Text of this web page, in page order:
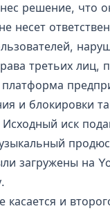
решение, что
несет
третьих лиц,
платформа
и блокировки
иск
загружены на
касается и